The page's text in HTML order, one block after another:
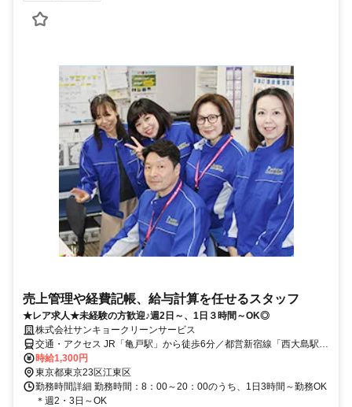
売上管理や経費記帳、給与計算を任せるスタッフ
★レア求人★未経験の方歓迎♪週2日～、1日３時間～OK◎
株式会社サンキョークリーンサービス
交通・アクセス JR「亀戸駅」から徒歩6分／都営新宿線「西大島駅」
から徒歩8分
時給1,300円
東京都東京23区江東区
勤務時間詳細 勤務時間：8：00～20：00のうち、1日3時間～勤務OK
＊週2・3日～OK